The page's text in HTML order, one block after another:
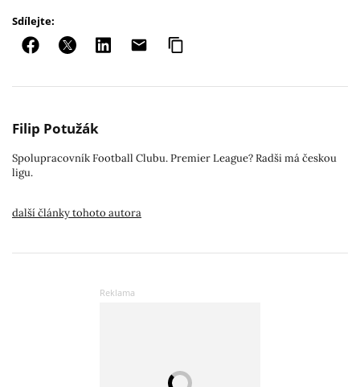
Sdílejte:
Filip Potužák
Spolupracovník Football Clubu. Premier League? Radši má českou
ligu.
další články tohoto autora